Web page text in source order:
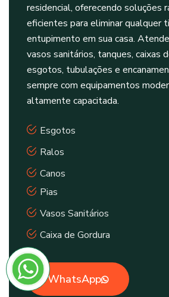
residencial, oferecendo soluções
eficientes para eliminar qualquer
entupimento em sua casa.
vasos sanitários, tanques, caixas
esgotos, tubulações e
sempre com equipamentos
altamente capacitada.
Esgotos
Ralos
Canos
Pias
Vasos Sanitários
Caixa de Gordura
WhatsApp